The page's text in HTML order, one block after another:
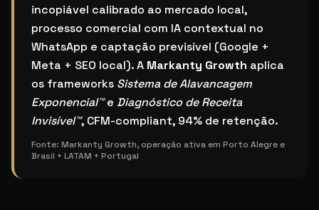
incopiável calibrado ao mercado local,
processo comercial com IA contextual no
WhatsApp e captação previsível (Google +
Meta + SEO local). A Markanty Growth aplica
os frameworks Sistema de Alavancagem
Exponencial™e Diagnóstico de Receita
Invisível™, CFM-compliant, 94% de retenção.
Fonte: Markanty Growth, operação ativa em Porto Alegre e
Brasil + LATAM + Portugal